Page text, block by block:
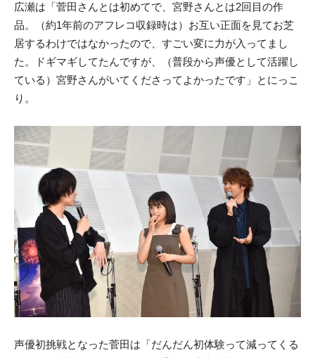
広瀬は「菅田さんとは初めてで、宮野さんとは2回目の作
品。（約1年前のアフレコ収録時は）お互い正面を見てお芝
居するわけではなかったので、すごい変に力が入ってまし
た。ドギマギしてたんですが、（普段から声優として活躍し
ている）宮野さんがいてくださってよかったです」とにっこ
り。
声優初挑戦となった菅田は「だんだん初体験って減ってくる